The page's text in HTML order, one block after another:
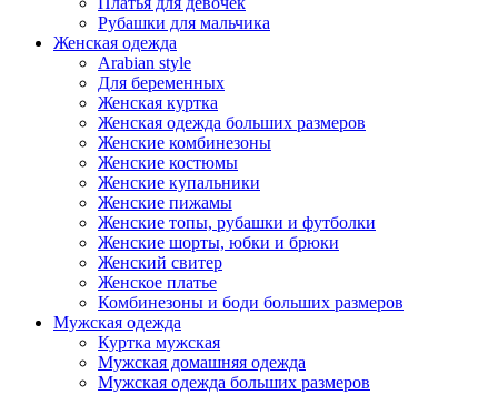
Рубашки для мальчика
Женская одежда
Arabian style
Для беременных
Женская куртка
Женская одежда больших размеров
Женские комбинезоны
Женские костюмы
Женские купальники
Женские пижамы
Женские топы, рубашки и футболки
Женские шорты, юбки и брюки
Женский свитер
Женское платье
Комбинезоны и боди больших размеров
Мужская одежда
Куртка мужская
Мужская домашняя одежда
Мужская одежда больших размеров